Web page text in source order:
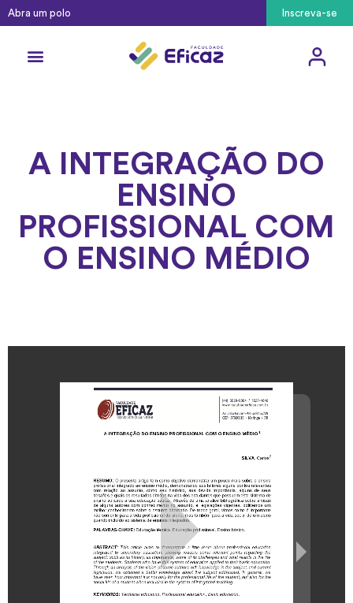
Abra um polo Inscreva-se
A INTEGRAÇÃO DO
ENSINO
PROFISSIONAL COM
O ENSINO MÉDIO